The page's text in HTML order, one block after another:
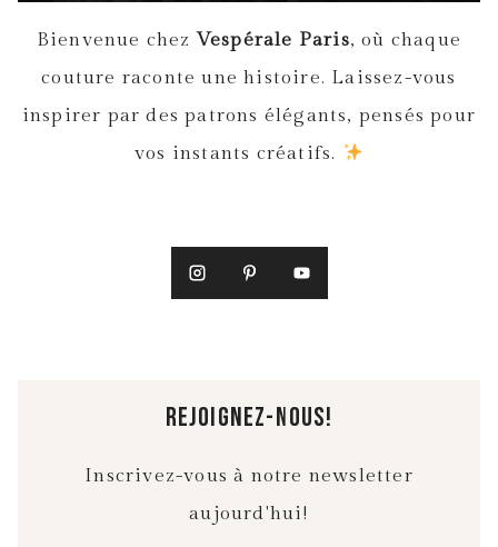
Bienvenue chez Vespérale Paris, où chaque
couture raconte une histoire. Laissez-vous
inspirer par des patrons élégants, pensés pour
vos instants créatifs.
rejoignez-nous!
Inscrivez-vous à notre newsletter
aujourd'hui!